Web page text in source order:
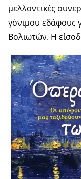
μελλοντικές
γόνιμου εδάφους
Βολιωτών. Η